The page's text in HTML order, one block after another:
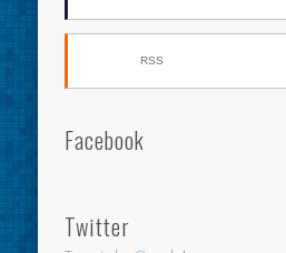
RSS
Facebook
Twitter